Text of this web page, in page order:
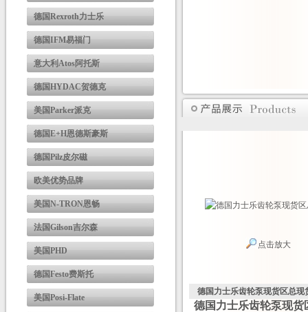
德国Rexroth力士乐
德国IFM易福门
意大利Atos阿托斯
德国HYDAC贺德克
美国Parker派克
德国E+H恩德斯豪斯
德国Pilz皮尔磁
欧美优势品牌
美国N-TRON恩畅
法国Gilson吉尔森
美国PHD
德国Festo费斯托
美国Posi-Flate
点击放大
德国力士乐齿轮泵现货区总现
德国力士乐齿轮泵现货